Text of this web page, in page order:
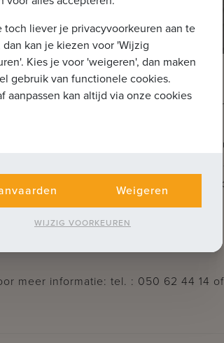
met 2 volwaardige slaapkamers
ruime woonkamer met
berging en aansluitend terras
slaapkamers, douchekamer,
in het gebouw.
meer informatie: tel. : 050 62 44 14
toch liever je privacyvoorkeuren aan te
dan kan je kiezen voor 'Wijzig
Kies je voor 'weigeren', dan maken
gebruik van functionele cookies.
aanpassen kan altijd via onze cookies
Weigeren
WIJZIG VOORKEUREN